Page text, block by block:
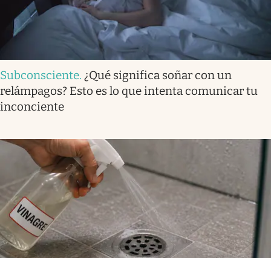
Subconsciente. ¿Qué significa soñar con un
relámpagos? Esto es lo que intenta comunicar tu
inconciente